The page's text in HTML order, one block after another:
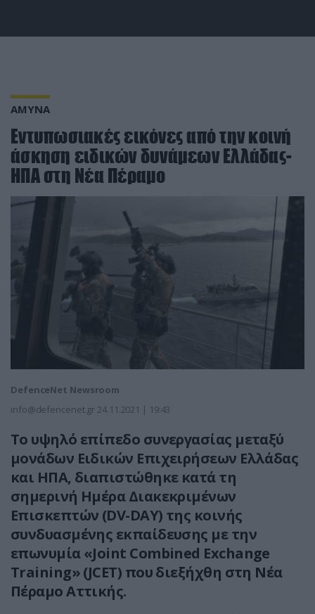
ΑΜΥΝΑ
Εντυπωσιακές εικόνες από την κοινή
άσκηση ειδικών δυνάμεων Ελλάδας-
ΗΠΑ στη Νέα Πέραμο
DefenceNet Newsroom
info@defencenet.gr 24.11.2021 | 19:43
Το υψηλό επίπεδο συνεργασίας μεταξύ
μονάδων Ειδικών Επιχειρήσεων Ελλάδας
και ΗΠΑ, διαπιστώθηκε κατά τη
σημερινή Ημέρα Διακεκριμένων
Επισκεπτών (DV-DAY) της κοινής
συνδυασμένης εκπαίδευσης με την
επωνυμία «Joint Combined Exchange
Training» (JCET) που διεξήχθη στη Νέα
Πέραμο Αττικής.